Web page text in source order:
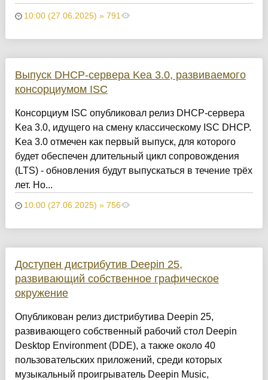
10:00 (27.06.2025) » 791
Выпуск DHCP-сервера Kea 3.0, развиваемого
консорциумом ISC
Консорциум ISC опубликовал релиз DHCP-сервера
Kea 3.0, идущего на смену классическому ISC DHCP.
Kea 3.0 отмечен как первый выпуск, для которого
будет обеспечен длительный цикл сопровождения
(LTS) - обновления будут выпускаться в течение трёх
лет. Но...
10:00 (27.06.2025) » 756
Доступен дистрибутив Deepin 25,
развивающий собственное графическое
окружение
Опубликован релиз дистрибутива Deepin 25,
развивающего собственный рабочий стол Deepin
Desktop Environment (DDE), а также около 40
пользовательских приложений, среди которых
музыкальный проигрыватель Deepin Music,